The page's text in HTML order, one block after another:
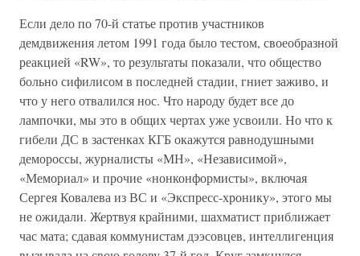
Если дело по 70-й статье против участников
демдвижения летом 1991 года было тестом, своеобразной
реакцией «RW», то результаты показали, что общество
больно сифилисом в последней стадии, гниет заживо, и
что у него отвалился нос. Что народу будет все до
лампочки, мы это в общих чертах уже усвоили. Но что к
гибели ДС в застенках КГБ окажутся равнодушными
демороссы, журналисты «МН», «Независимой»,
«Мемориал» и прочие «нонконформисты», включая
Сергея Ковалева из ВС и «Экспресс-хронику», этого мы
не ожидали. Жертвуя крайними, шахматист приближает
час мата; сдавая коммунистам дээсовцев, интеллигенция